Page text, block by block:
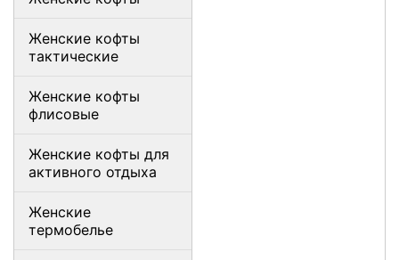
Женские кофты
тактические
Женские кофты
флисовые
Женские кофты для
активного отдыха
Женские
термобелье